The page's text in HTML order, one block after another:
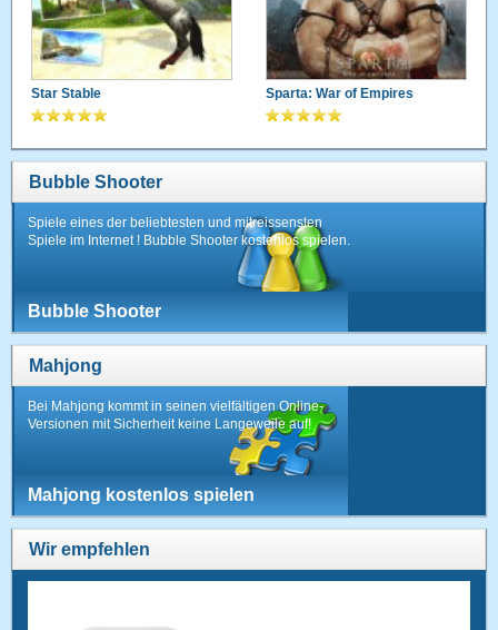
Star Stable Sparta: War of Empires
Bubble Shooter
Spiele eines der beliebtesten und mitreissensten
Spiele im Internet ! Bubble Shooter kostenlos spielen.
Bubble Shooter
Mahjong
Bei Mahjong kommt in seinen vielfältigen Online-
Versionen mit Sicherheit keine Langeweile auf!
Mahjong kostenlos spielen
Wir empfehlen